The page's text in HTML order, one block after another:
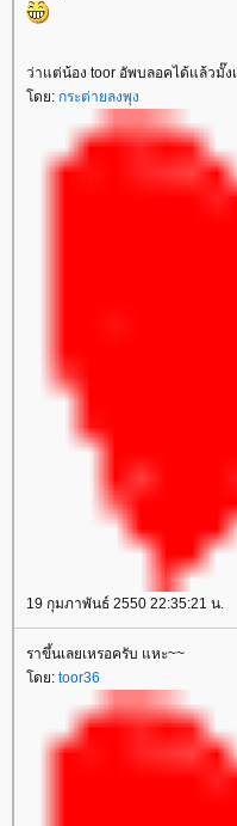
ว่าแต่น้อง toor อัพบลอคได้แล้วมั๊ง
ดย: กระต่ายลงพุง
19 กุมภาพันธ์ 2550 22:35:21 น.
ราขึ้นเลยเหรอครับ แหะ~~
ดย: toor36